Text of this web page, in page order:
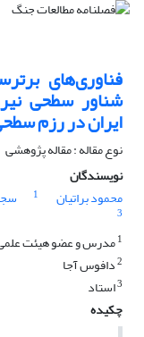
فناوری‌های
شناور سطحی
ایران در رزم سطحی
نوع مقاله : مقاله پژوهشی
نویسندگان
محمود براتیان
1
3
1مدرس و عضو هیئت
2دافوس آجا
3استاد
چکیده